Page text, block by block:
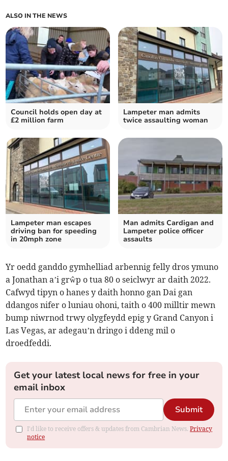
ALSO IN THE NEWS
Council holds open day at
£2 million farm
Lampeter man admits
twice assaulting woman
Lampeter man escapes
driving ban for speeding
in 20mph zone
Man admits Cardigan and
Lampeter police officer
assaults
Yr oedd ganddo gymhelliad arbennig felly dros ymuno
a Jonathan a’i grŵp o tua 80 o seiclwyr ar daith 2022.
Cafwyd tipyn o hanes y daith honno gan Dai gan
ddangos nifer o luniau ohoni, taith o 400 milltir mewn
bump niwrnod trwy olygfeydd epig y Grand Canyon i
Las Vegas, ar adegau’n dringo i ddeng mil o
droedfeddi.
Get your latest local news for free in your
email inbox
Submit
I'd like to receive offers & updates from Cambrian News.Privacy
notice